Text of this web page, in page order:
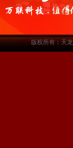
版权所有：天